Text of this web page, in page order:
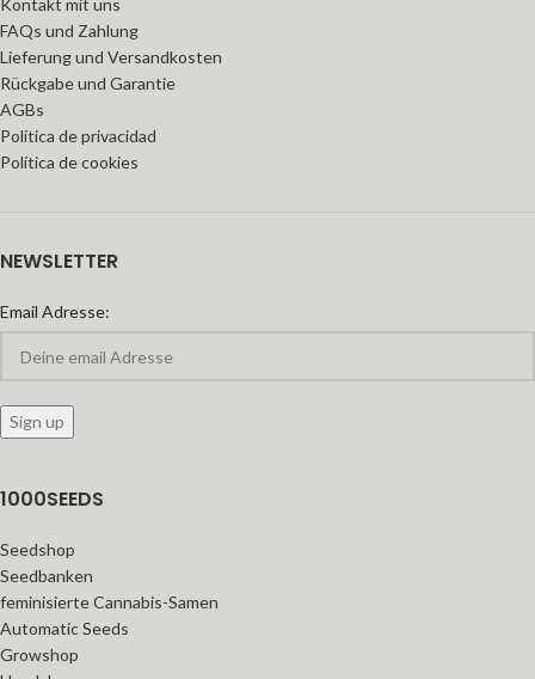
Kontakt mit uns
FAQs und Zahlung
Lieferung und Versandkosten
Rückgabe und Garantie
AGBs
Política de privacidad
Política de cookies
NEWSLETTER
Email Adresse:
1000SEEDS
Seedshop
Seedbanken
feminisierte Cannabis-Samen
Automatic Seeds
Growshop